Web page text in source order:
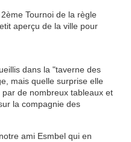
Tournoi de la règle
aperçu de la ville pour
dans la "taverne des
mais quelle surprise elle
de nombreux tableaux et
la compagnie des
ami Esmbel qui en